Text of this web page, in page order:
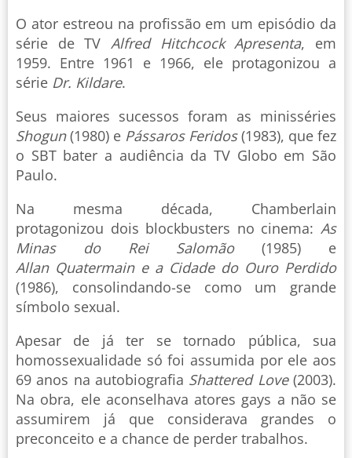
O ator estreou na profissão em um episódio da
série de TV Alfred Hitchcock Apresenta, em
1959. Entre 1961 e 1966, ele protagonizou a
série Dr. Kildare.
Seus maiores sucessos foram as minisséries
Shogun(1980) e Pássaros Feridos(1983), que fez
o SBT bater a audiência da TV Globo em São
Paulo.
Na mesma década, Chamberlain
protagonizou dois blockbusters no cinema: As
Minas do Rei Salomão(1985) e
Allan Quatermain e a Cidade do Ouro Perdido
(1986), consolindando-se como um grande
símbolo sexual.
Apesar de já ter se tornado pública, sua
homossexualidade só foi assumida por ele aos
69 anos na autobiografia Shattered Love(2003).
Na obra, ele aconselhava atores gays a não se
assumirem já que considerava grandes o
preconceito e a chance de perder trabalhos.